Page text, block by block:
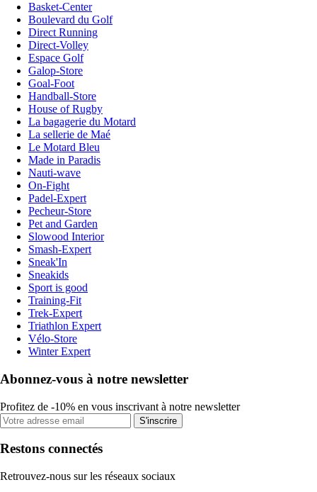
Basket-Center
Boulevard du Golf
Direct Running
Direct-Volley
Espace Golf
Galop-Store
Goal-Foot
Handball-Store
House of Rugby
La bagagerie du Motard
La sellerie de Maé
Le Motard Bleu
Made in Paradis
Nauti-wave
On-Fight
Padel-Expert
Pecheur-Store
Pet and Garden
Slowood Interior
Smash-Expert
Sneak'In
Sneakids
Sport is good
Training-Fit
Trek-Expert
Triathlon Expert
Vélo-Store
Winter Expert
Abonnez-vous à notre newsletter
Profitez de -10% en vous inscrivant à notre newsletter
S'inscrire
Restons connectés
Retrouvez-nous sur les réseaux sociaux